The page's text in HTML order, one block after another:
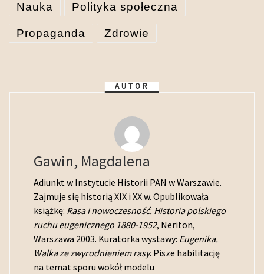
Nauka Polityka społeczna
Propaganda Zdrowie
AUTOR
Gawin, Magdalena
Adiunkt w Instytucie Historii PAN w Warszawie.
Zajmuje się historią XIX i XX w. Opublikowała
książkę: Rasa i nowoczesność. Historia polskiego
ruchu eugenicznego 1880-1952, Neriton,
Warszawa 2003. Kuratorka wystawy: Eugenika.
Walka ze zwyrodnieniem rasy. Pisze habilitację
na temat sporu wokół modelu